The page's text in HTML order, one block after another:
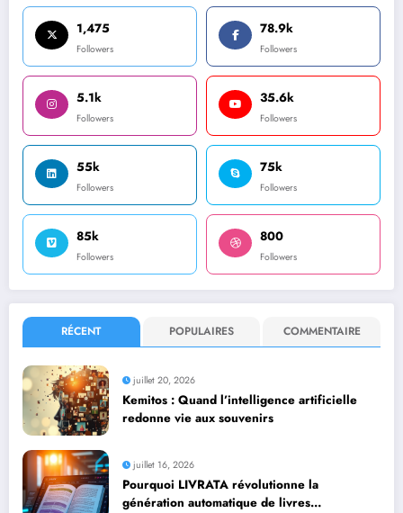
1,475
Followers
78.9k
Followers
5.1k
Followers
35.6k
Followers
55k
Followers
75k
Followers
85k
Followers
800
Followers
RÉCENT POPULAIRES COMMENTAIRE
juillet 20, 2026
Kemitos : Quand l’intelligence artificielle
redonne vie aux souvenirs
juillet 16, 2026
Pourquoi LIVRATA révolutionne la
génération automatique de livres